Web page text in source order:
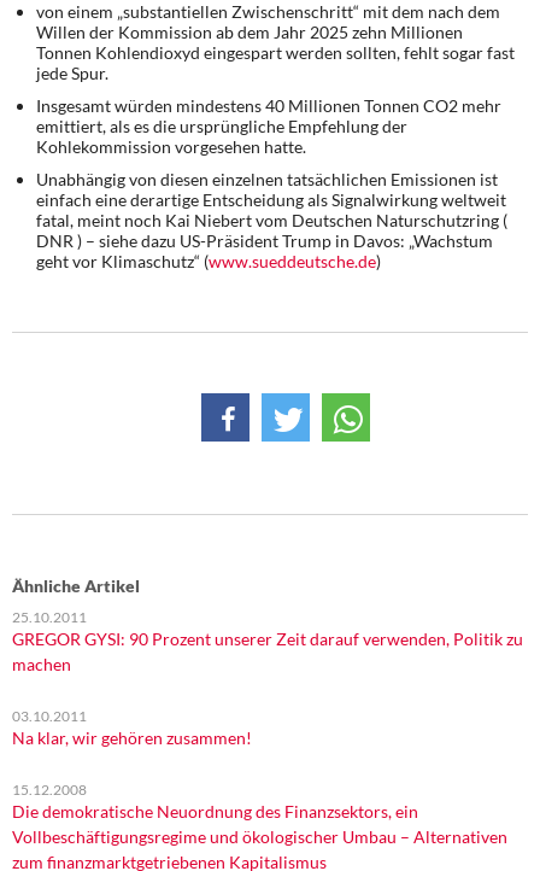
von einem „substantiellen Zwischenschritt“ mit dem nach dem
Willen der Kommission ab dem Jahr 2025 zehn Millionen
Tonnen Kohlendioxyd eingespart werden sollten, fehlt sogar fast
jede Spur.
Insgesamt würden mindestens 40 Millionen Tonnen CO2 mehr
emittiert, als es die ursprüngliche Empfehlung der
Kohlekommission vorgesehen hatte.
Unabhängig von diesen einzelnen tatsächlichen Emissionen ist
einfach eine derartige Entscheidung als Signalwirkung weltweit
fatal, meint noch Kai Niebert vom Deutschen Naturschutzring (
DNR ) – siehe dazu US-Präsident Trump in Davos: „Wachstum
geht vor Klimaschutz“ (www.sueddeutsche.de)
Ähnliche Artikel
25.10.2011
GREGOR GYSI: 90 Prozent unserer Zeit darauf verwenden, Politik zu
machen
03.10.2011
Na klar, wir gehören zusammen!
15.12.2008
Die demokratische Neuordnung des Finanzsektors, ein
Vollbeschäftigungsregime und ökologischer Umbau – Alternativen
zum finanzmarktgetriebenen Kapitalismus